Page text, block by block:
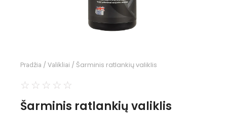
Pradžia / Valikliai / Šarminis ratlankių valiklis
☆ ☆ ☆ ☆ ☆
Šarminis ratlankių valiklis